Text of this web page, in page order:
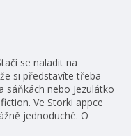
se naladit na
si představíte třeba
sáňkách nebo Jezulátko
Ve Storki appce
jednoduché. O